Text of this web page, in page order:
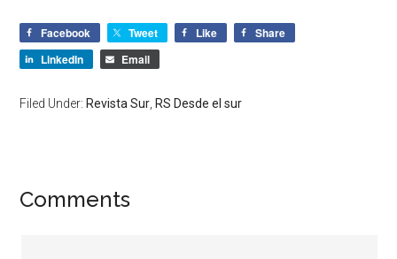
Facebook Tweet Like
Share
LinkedIn
Email
Filed Under: Revista Sur RS Desde el sur
Comments